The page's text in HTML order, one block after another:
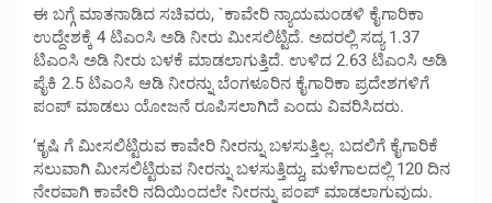
ಈ ಬಗ್ಗೆ ಮಾತನಾಡಿದ ಸಚಿವರು, `ಕಾವೇರಿ ನ್ಯಾಯಮಂಡಳಿ ಕೈಗಾರಿಕಾ
ಉದ್ದೇಶಕ್ಕೆ 4 ಟಿಎಂಸಿ ಅಡಿ ನೀರು ಮೀಸಲಿಟ್ಟಿದೆ. ಅದರಲ್ಲಿ ಸದ್ಯ‌ 1.37
ಟಿಎಂಸಿ ಅಡಿ ನೀರು‌ ಬಳಕೆ ಮಾಡಲಾಗುತ್ತಿದೆ. ಉಳಿದ 2.63 ಟಿಎಂಸಿ ಅಡಿ
ಪೈಕಿ 2.5 ಟಿಎಂಸಿ ಆಡಿ‌ ನೀರನ್ನು ಬೆಂಗಳೂರಿನ ಕೈಗಾರಿಕಾ ಪ್ರದೇಶಗಳಿಗೆ
ಪಂಪ್ ಮಾಡಲು ಯೋಜನೆ ರೂಪಿಸಲಾಗಿದೆ ಎಂದು ವಿವರಿಸಿದರು.
‘ಕೃಷಿ ಗೆ ಮೀಸಲಿಟ್ಟಿರುವ ಕಾವೇರಿ ನೀರನ್ನು ಬಳಸುತ್ತಿಲ್ಲ. ಬದಲಿಗೆ ಕೈಗಾರಿಕೆ
ಸಲುವಾಗಿ ಮೀಸಲಿಟ್ಟಿರುವ ನೀರನ್ನು ಬಳಸುತ್ತಿದ್ದು, ಮಳೆಗಾಲದಲ್ಲಿ 120 ದಿನ‌
ನೇರವಾಗಿ ಕಾವೇರಿ ನದಿಯಿಂದಲೇ ನೀರನ್ನು ಪಂಪ್ ಮಾಡಲಾಗುವುದು.